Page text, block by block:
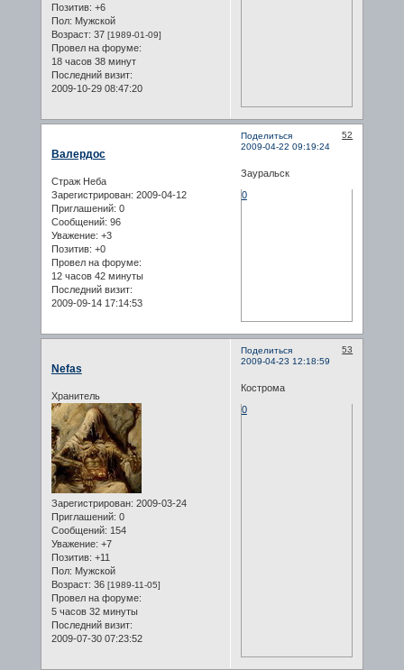
Позитив: +6
Пол: Мужской
Возраст: 37 [1989-01-09]
Провел на форуме:
18 часов 38 минут
Последний визит:
2009-10-29 08:47:20
Поделиться
52
2009-04-22 09:19:24
Валердос
Страж Неба
Зарегистрирован: 2009-04-12
Приглашений: 0
Сообщений: 96
Уважение: +3
Позитив: +0
Провел на форуме:
12 часов 42 минуты
Последний визит:
2009-09-14 17:14:53
Зауральск
0
Поделиться
53
2009-04-23 12:18:59
Nefas
Хранитель
Зарегистрирован: 2009-03-24
Приглашений: 0
Сообщений: 154
Уважение: +7
Позитив: +11
Пол: Мужской
Возраст: 36 [1989-11-05]
Провел на форуме:
5 часов 32 минуты
Последний визит:
2009-07-30 07:23:52
Кострома
0